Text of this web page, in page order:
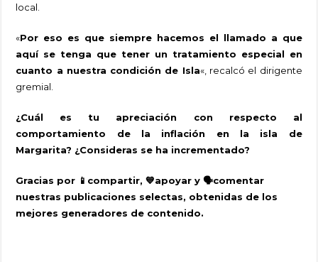
local.
«Por eso es que siempre hacemos el llamado a que
aquí se tenga que tener un tratamiento especial en
cuanto a nuestra condición de Isla«, recalcó el dirigente
gremial.
¿Cuál es tu apreciación con respecto al
comportamiento de la inflación en la isla de
Margarita? ¿Consideras se ha incrementado?
Gracias por 📱compartir, 💙apoyar y 🗣️comentar
nuestras publicaciones selectas, obtenidas de los
mejores generadores de contenido.